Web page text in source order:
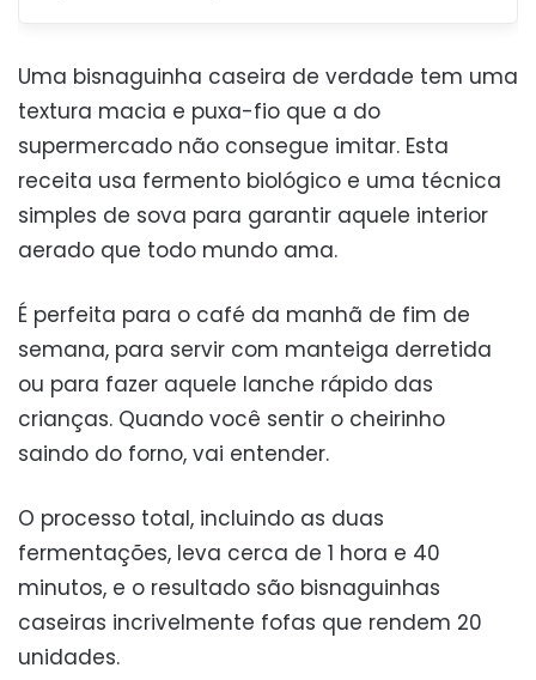
Uma bisnaguinha caseira de verdade tem uma
textura macia e puxa-fio que a do
supermercado não consegue imitar. Esta
receita usa fermento biológico e uma técnica
simples de sova para garantir aquele interior
aerado que todo mundo ama.
É perfeita para o café da manhã de fim de
semana, para servir com manteiga derretida
ou para fazer aquele lanche rápido das
crianças. Quando você sentir o cheirinho
saindo do forno, vai entender.
O processo total, incluindo as duas
fermentações, leva cerca de 1 hora e 40
minutos, e o resultado são bisnaguinhas
caseiras incrivelmente fofas que rendem 20
unidades.